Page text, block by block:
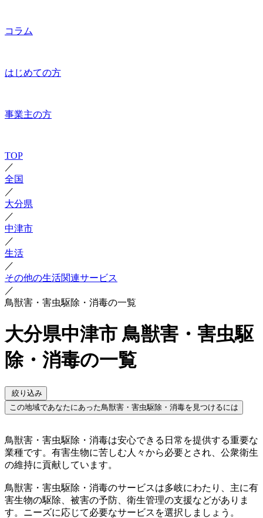
コラム
はじめての方
事業主の方
TOP
／
全国
／
大分県
／
中津市
／
生活
／
その他の生活関連サービス
／
鳥獣害・害虫駆除・消毒の一覧
大分県中津市 鳥獣害・害虫駆
除・消毒の一覧
絞り込み
この地域であなたにあった鳥獣害・害虫駆除・消毒を見つけるには
鳥獣害・害虫駆除・消毒は安心できる日常を提供する重要な
業種です。有害生物に苦しむ人々から必要とされ、公衆衛生
の維持に貢献しています。
鳥獣害・害虫駆除・消毒のサービスは多岐にわたり、主に有
害生物の駆除、被害の予防、衛生管理の支援などがありま
す。ニーズに応じて必要なサービスを選択しましょう。